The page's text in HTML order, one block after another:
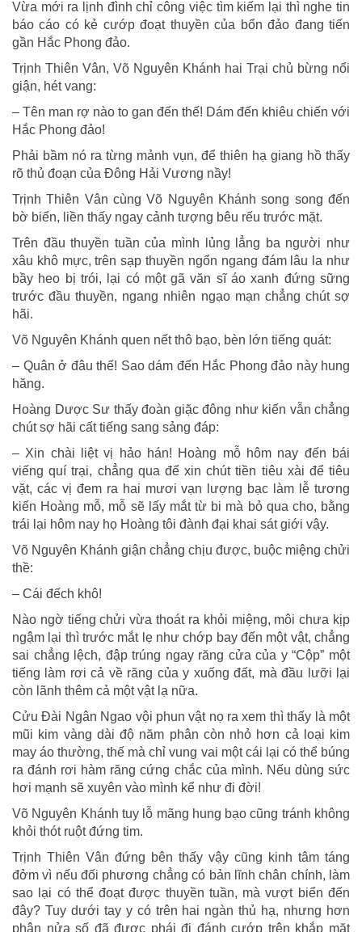
Vừa mới ra lịnh đình chỉ công việc tìm kiếm lại thì nghe tin
báo cáo có kẻ cướp đoạt thuyền của bổn đảo đang tiến
gần Hắc Phong đảo.
Trịnh Thiên Vân, Võ Nguyên Khánh hai Trại chủ bừng nổi
giận, hét vang:
– Tên man rợ nào to gan đến thế! Dám đến khiêu chiến với
Hắc Phong đảo!
Phải bầm nó ra từng mảnh vụn, để thiên hạ giang hồ thấy
rõ thủ đoạn của Đông Hải Vương nầy!
Trịnh Thiên Vân cùng Võ Nguyên Khánh song song đến
bờ biển, liền thấy ngay cảnh tượng bêu rếu trước mặt.
Trên đầu thuyền tuần của mình lủng lẳng ba người như
xâu khô mực, trên sạp thuyền ngổn ngang đám lâu la như
bầy heo bị trói, lại có một gã văn sĩ áo xanh đứng sững
trước đầu thuyền, ngang nhiên ngạo mạn chẳng chút sợ
hãi.
Võ Nguyên Khánh quen nết thô bạo, bèn lớn tiếng quát:
– Quân ở đâu thế! Sao dám đến Hắc Phong đảo này hung
hăng.
Hoàng Dược Sư thấy đoàn giặc đông như kiến vẫn chẳng
chút sợ hãi cất tiếng sang sảng đáp:
– Xin chài liệt vị hảo hán! Hoàng mỗ hôm nay đến bái
viếng quí trại, chẳng qua để xin chút tiền tiêu xài để tiêu
vặt, các vị đem ra hai mươi vạn lượng bạc làm lễ tương
kiến Hoàng mỗ, mỗ sẽ lấy mắt từ bi mà bỏ qua cho, bằng
trái lại hôm nay họ Hoàng tôi đành đại khai sát giới vậy.
Võ Nguyên Khánh giận chẳng chịu được, buộc miệng chửi
thề:
– Cái đếch khô!
Nào ngờ tiếng chửi vừa thoát ra khỏi miệng, môi chưa kịp
ngậm lại thì trước mắt lẹ như chớp bay đến một vật, chẳng
sai chẳng lệch, đập trúng ngay răng cửa của y “Cộp” một
tiếng làm rơi cả về răng của y xuống đất, mà đầu lưỡi lại
còn lãnh thêm cả một vật lạ nữa.
Cửu Đài Ngân Ngao vội phun vật nọ ra xem thì thấy là một
mũi kim vàng dài độ năm phân còn nhỏ hơn cả loại kim
may áo thường, thế mà chỉ vung vai một cái lại có thể búng
ra đánh rơi hàm răng cứng chắc của mình. Nếu dùng sức
hơi mạnh sẽ xuyên vào mình kể như đi đời!
Võ Nguyên Khánh tuy lỗ mãng hung bạo cũng tránh không
khỏi thót ruột đứng tim.
Trịnh Thiên Vân đứng bên thấy vậy cũng kinh tâm táng
đởm vì nếu đối phương chẳng có bản lĩnh chân chính, làm
sao lại có thể đoạt được thuyền tuần, mà vượt biển đến
đây? Tuy dưới tay y có trên hai ngàn thủ hạ, nhưng hơn
phân nửa số đã được phái đi đánh cướp trên khắp mặt